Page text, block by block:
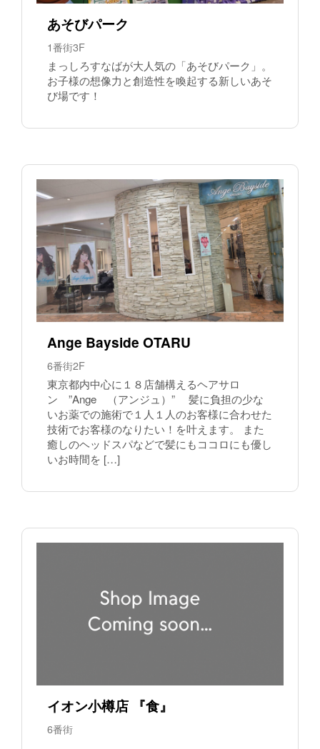
あそびパーク
1番街3F
まっしろすなばが大人気の「あそびパーク」。
お子様の想像力と創造性を喚起する新しいあそ
び場です！
Ange Bayside OTARU
6番街2F
東京都内中心に１８店舗構えるヘアサロ
ン ”Ange （アンジュ）” 髪に負担の少な
いお薬での施術で１人１人のお客様に合わせた
技術でお客様のなりたい！を叶えます。 また
癒しのヘッドスパなどで髪にもココロにも優し
いお時間を […]
イオン小樽店 『食』
6番街